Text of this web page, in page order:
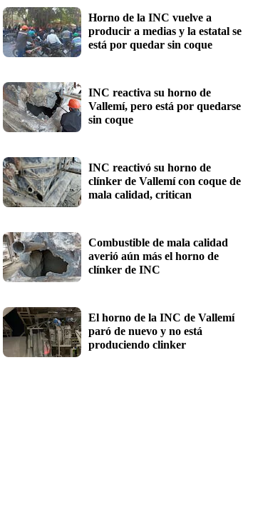
Horno de la INC vuelve a
producir a medias y la estatal se
está por quedar sin coque
INC reactiva su horno de
Vallemí, pero está por quedarse
sin coque
INC reactivó su horno de
clínker de Vallemí con coque de
Combustible de mala calidad
averió aún más el horno de
clínker de INC
El horno de la INC de Vallemí
paró de nuevo y no está
produciendo clinker